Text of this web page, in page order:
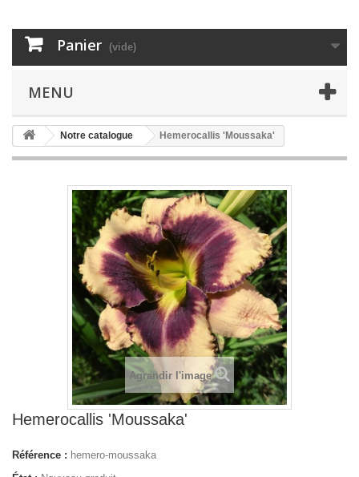
Panier (vide)
MENU
Notre catalogue Hemerocallis 'Moussaka'
Agrandir l'image
Hemerocallis 'Moussaka'
Référence : hemero-moussaka